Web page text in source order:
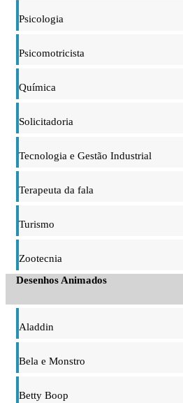
Psicologia
Psicomotricista
Química
Solicitadoria
Tecnologia e Gestão Industrial
Terapeuta da fala
Turismo
Zootecnia
Desenhos Animados
Aladdin
Bela e Monstro
Betty Boop